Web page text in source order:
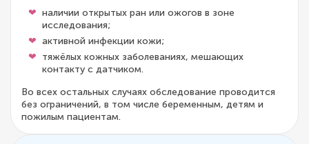
наличии открытых ран или ожогов в зоне
исследования;
активной инфекции кожи;
тяжёлых кожных заболеваниях, мешающих
контакту с датчиком.
Во всех остальных случаях обследование проводится
без ограничений, в том числе беременным, детям и
пожилым пациентам.